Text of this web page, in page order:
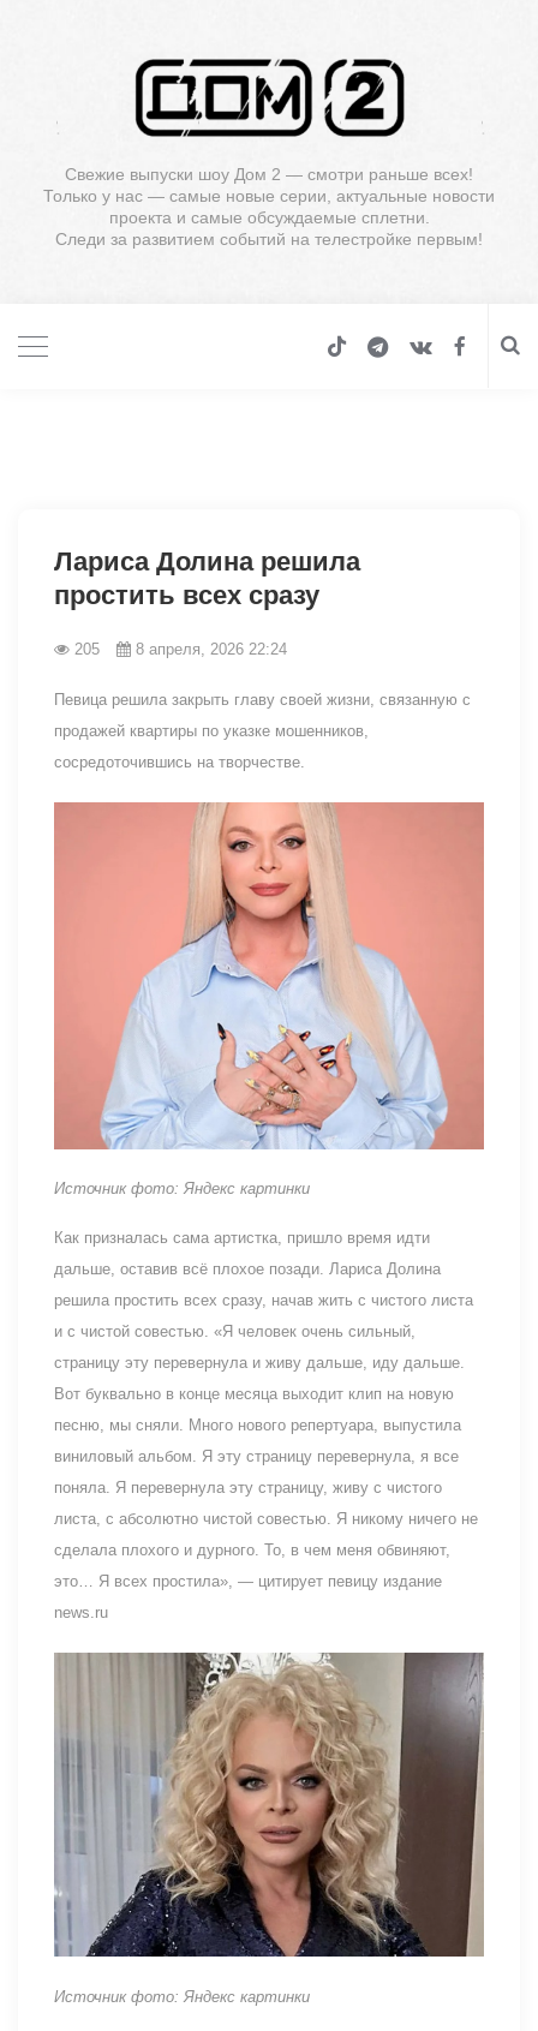
Свежие выпуски шоу Дом 2 — смотри раньше всех!
Только у нас — самые новые серии, актуальные новости
проекта и самые обсуждаемые сплетни.
Следи за развитием событий на телестройке первым!
Лариса Долина решила
простить всех сразу
205 8 апреля, 2026 22:24
Певица решила закрыть главу своей жизни, связанную с
продажей квартиры по указке мошенников,
сосредоточившись на творчестве.
Источник фото: Яндекс картинки
Как призналась сама артистка, пришло время идти
дальше, оставив всё плохое позади. Лариса Долина
решила простить всех сразу, начав жить с чистого листа
и с чистой совестью. «Я человек очень сильный,
страницу эту перевернула и живу дальше, иду дальше.
Вот буквально в конце месяца выходит клип на новую
песню, мы сняли. Много нового репертуара, выпустила
виниловый альбом. Я эту страницу перевернула, я все
поняла. Я перевернула эту страницу, живу с чистого
листа, с абсолютно чистой совестью. Я никому ничего не
сделала плохого и дурного. То, в чем меня обвиняют,
это… Я всех простила», — цитирует певицу издание
news.ru
Источник фото: Яндекс картинки